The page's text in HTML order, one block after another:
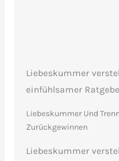
Liebeskummer
einfühlsamer
Liebeskummer Und
Zurückgewinnen
Liebeskummer